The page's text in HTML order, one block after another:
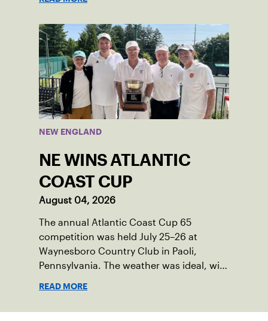
time, he’s the one running the drills.
NEW ENGLAND
NE WINS ATLANTIC
COAST CUP
August 04, 2026
The annual Atlantic Coast Cup 65
competition was held July 25–26 at
Waynesboro Country Club in Paoli,
Pennsylvania. The weather was ideal, with
READ MORE